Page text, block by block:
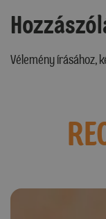
Vélemény írásához,